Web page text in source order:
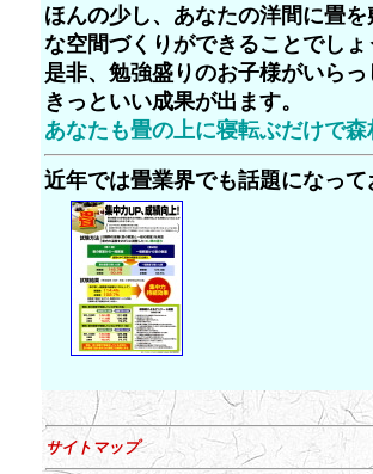
ほんの少し、あなたの洋間に畳
な空間づくりができることでしょ
是非、勉強盛りのお子様がいら
きっといい成果が出ます。
あなたも畳の上に寝転ぶだけで
近年では畳業界でも話題になって
サイトマップ